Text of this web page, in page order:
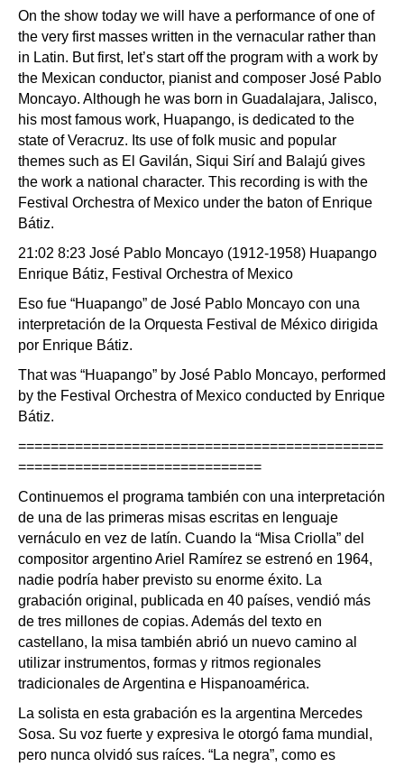
On the show today we will have a performance of one of
the very first masses written in the vernacular rather than
in Latin. But first, let’s start off the program with a work by
the Mexican conductor, pianist and composer José Pablo
Moncayo. Although he was born in Guadalajara, Jalisco,
his most famous work, Huapango, is dedicated to the
state of Veracruz. Its use of folk music and popular
themes such as El Gavilán, Siqui Sirí and Balajú gives
the work a national character. This recording is with the
Festival Orchestra of Mexico under the baton of Enrique
Bátiz.
21:02 8:23 José Pablo Moncayo (1912-1958) Huapango
Enrique Bátiz, Festival Orchestra of Mexico
Eso fue “Huapango” de José Pablo Moncayo con una
interpretación de la Orquesta Festival de México dirigida
por Enrique Bátiz.
That was “Huapango” by José Pablo Moncayo, performed
by the Festival Orchestra of Mexico conducted by Enrique
Bátiz.
=============================================
==============================
Continuemos el programa también con una interpretación
de una de las primeras misas escritas en lenguaje
vernáculo en vez de latín. Cuando la “Misa Criolla” del
compositor argentino Ariel Ramírez se estrenó en 1964,
nadie podría haber previsto su enorme éxito. La
grabación original, publicada en 40 países, vendió más
de tres millones de copias. Además del texto en
castellano, la misa también abrió un nuevo camino al
utilizar instrumentos, formas y ritmos regionales
tradicionales de Argentina e Hispanoamérica.
La solista en esta grabación es la argentina Mercedes
Sosa. Su voz fuerte y expresiva le otorgó fama mundial,
pero nunca olvidó sus raíces. “La negra”, como es